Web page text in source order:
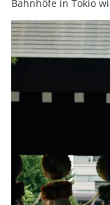
Bahnhöfe in Tokio